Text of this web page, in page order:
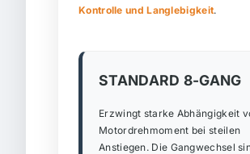
Kontrolle und Langlebigkeit.
STANDARD 8-GANG
Erzwingt starke Abhängigkeit
Motordrehmoment bei steilen
Anstiegen. Die Gangwechsel